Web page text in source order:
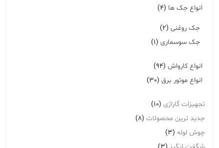
انواع جک ها (4)
جک روغنی (2)
جک سوسماری (1)
انواع کارواش (94)
انواع موتور برق (30)
تجهیزات گاراژی (10)
جدید ترین محصولات (8)
چوش لوله (3)